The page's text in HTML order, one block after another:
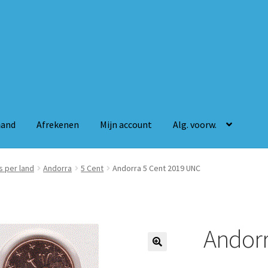
Afrekenen Mijn account Alg. voorw.
Mijn account Alg. voorw.
per land Andorra 5 Cent Andorra 5 Cent 2019 UNC